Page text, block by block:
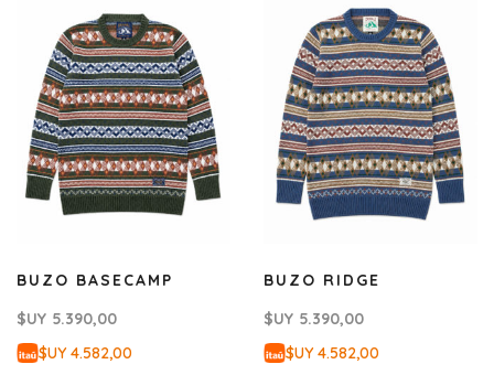
BUZO BASECAMP
$UY 5.390,00
$UY 4.582,00
BUZO RIDGE
$UY 5.390,00
$UY 4.582,00